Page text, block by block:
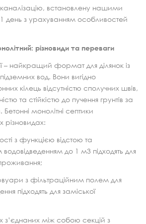
встановлену нашими
день з урахуванням особливостей
різновиди та переваги
– найкращий формат для ділянок із
вод. Вони вигідно
кілець відсутністю сполучних швів,
та стійкістю до пучення грунтів за
монолітні септики
різновидах:
з функцією відстою та
до 1 м3 підходять для
з фільтраційним полем для
підходять для заміської
з’єднаних між собою секцій з